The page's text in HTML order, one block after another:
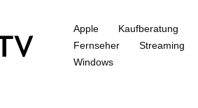
Apple Kaufberatung
Fernseher
Streaming
Windows